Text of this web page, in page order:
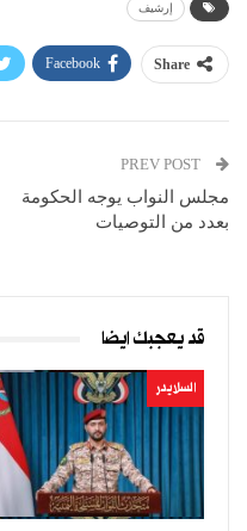
إرشيف
Share
Facebook
مجلس النواب يوجه الحكومة
بعدد من التوصيات
قد يعجبك ايضا
السلايدر